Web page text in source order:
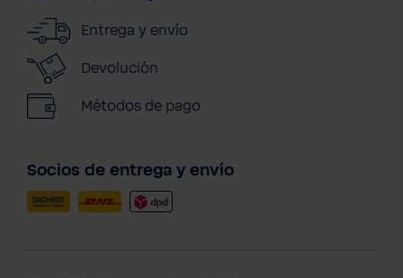
Entrega y envío
Devolución
Métodos de pago
Socios de entrega y envío